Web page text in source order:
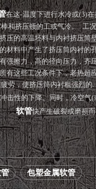
在这-温度下进行水冷或(3)
和挤压顿的工或气冷。 工
压的高温坯料与内衬挤压简
材料中产生了挤压筒内衬的
强擦力，高的径向压力，齐
有这些工况条件下，老热超
劳，使挤压筒内衬租强烈的
击性的下降。同时，冷空气(
软管快产生破裂或磨损
包塑金属软管